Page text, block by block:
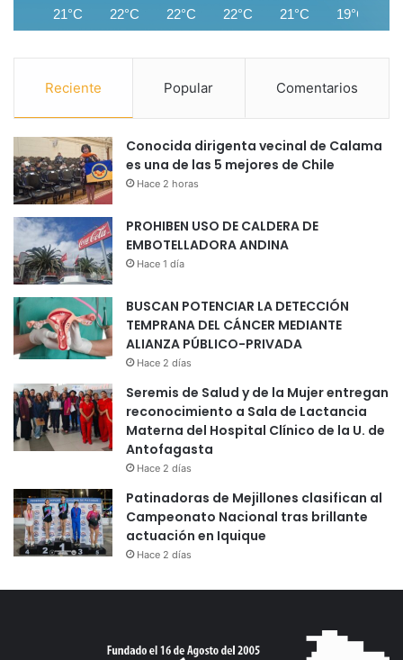
21°C 22°C 22°C 22°C 21°C 19°C
Reciente Popular Comentarios
Conocida dirigenta vecinal de Calama
es una de las 5 mejores de Chile
Hace 2 horas
PROHIBEN USO DE CALDERA DE
EMBOTELLADORA ANDINA
Hace 1 día
BUSCAN POTENCIAR LA DETECCIÓN
TEMPRANA DEL CÁNCER MEDIANTE
ALIANZA PÚBLICO-PRIVADA
Hace 2 días
Seremis de Salud y de la Mujer entregan
reconocimiento a Sala de Lactancia
Materna del Hospital Clínico de la U. de
Antofagasta
Hace 2 días
Patinadoras de Mejillones clasifican al
Campeonato Nacional tras brillante
actuación en Iquique
Hace 2 días